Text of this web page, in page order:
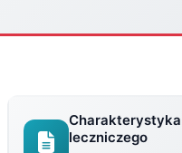
leczniczego